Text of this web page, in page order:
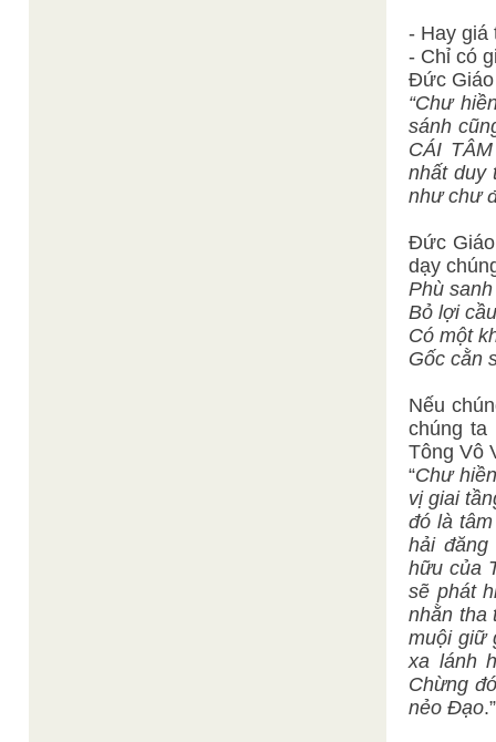
- Hay giá
- Chỉ có
Đức Giáo
“Chư
sánh
CÁI
nhất duy
như chư
Đức
dạy
Phù
Bỏ lợi
Có một
Gốc cằn
Nếu
chúng ta
Tông Vô
“Chư
vị giai
đó là
hải đăng
hữu của
sẽ phát
nhằn tha
muội giữ
xa lánh
Chừng
nẻo Đạo.”